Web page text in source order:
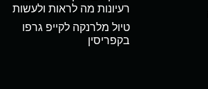
רעיונות מה לראות ולעשות
טיול מלרנקה לקייפ גרפו
בקפריסין